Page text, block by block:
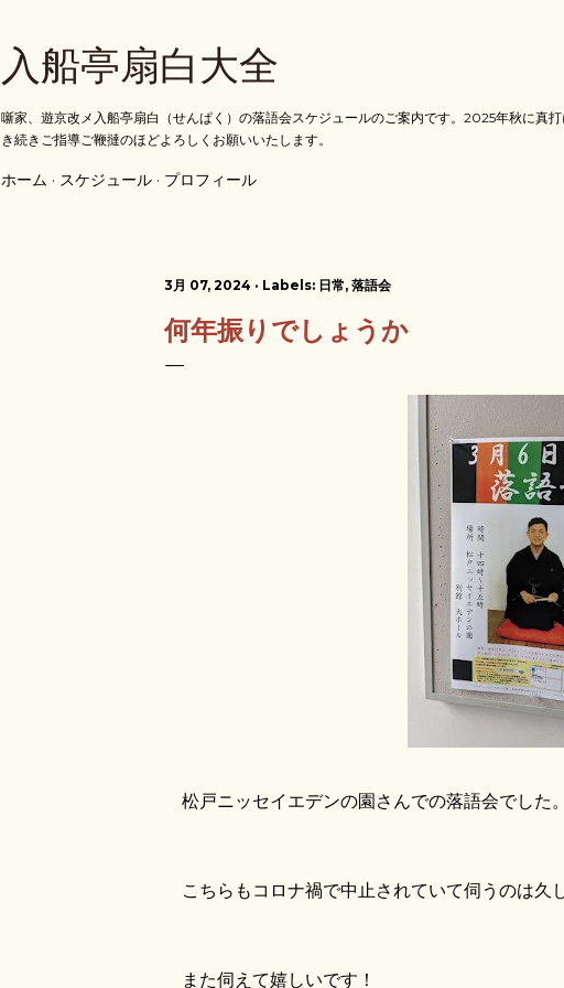
入船亭扇白大全
噺家、遊京改メ入船亭扇白（せんぱく）の落語会スケジュールのご案内です。2025年秋に真
き続きご指導ご鞭撻のほどよろしくお願いいたします。
ホーム スケジュール プロフィール
3月 07, 2024 Labels: 日常 落語会
何年振りでしょうか
松戸ニッセイエデンの園さんでの落語会でした。
こちらもコロナ禍で中止されていて伺うのは久し
また伺えて嬉しいです！